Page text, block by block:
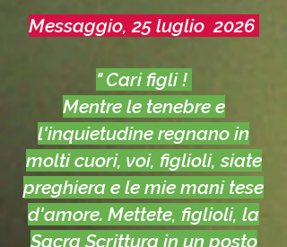
Messaggio, 25 luglio 2026
" Cari figli !
Mentre le tenebre e
l'inquietudine regnano in
molti cuori, voi, figlioli, siate
preghiera e le mie mani tese
d'amore. Mettete, figlioli, la
Sacra Scrittura in un posto